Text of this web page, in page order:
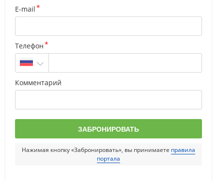
E-mail
Телефон
Комментарий
Нажимая кнопку «Забронировать», вы принимаете правила
портала